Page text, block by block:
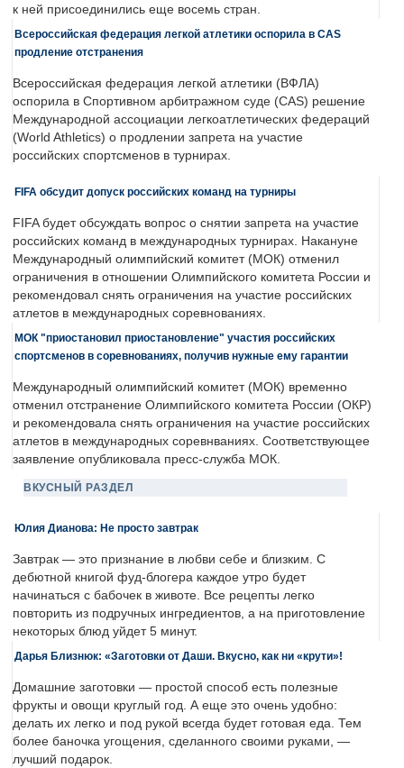
к ней присоединились еще восемь стран.
Всероссийская федерация легкой атлетики оспорила в CAS
продление отстранения
Всероссийская федерация легкой атлетики (ВФЛА)
оспорила в Спортивном арбитражном суде (CAS) решение
Международной ассоциации легкоатлетических федераций
(World Athletics) о продлении запрета на участие
российских спортсменов в турнирах.
FIFA обсудит допуск российских команд на турниры
FIFA будет обсуждать вопрос о снятии запрета на участие
российских команд в международных турнирах. Накануне
Международный олимпийский комитет (МОК) отменил
ограничения в отношении Олимпийского комитета России и
рекомендовал снять ограничения на участие российских
атлетов в международных соревнованиях.
МОК "приостановил приостановление" участия российских
спортсменов в соревнованиях, получив нужные ему гарантии
Международный олимпийский комитет (МОК) временно
отменил отстранение Олимпийского комитета России (ОКР)
и рекомендовала снять ограничения на участие российских
атлетов в международных соревнваниях. Соответствующее
заявление опубликовала пресс-служба МОК.
ВКУСНЫЙ РАЗДЕЛ
Юлия Дианова: Не просто завтрак
Завтрак — это признание в любви себе и близким. С
дебютной книгой фуд-блогера каждое утро будет
начинаться с бабочек в животе. Все рецепты легко
повторить из подручных ингредиентов, а на приготовление
некоторых блюд уйдет 5 минут.
Дарья Близнюк: «Заготовки от Даши. Вкусно, как ни «крути»!
Домашние заготовки — простой способ есть полезные
фрукты и овощи круглый год. А еще это очень удобно:
делать их легко и под рукой всегда будет готовая еда. Тем
более баночка угощения, сделанного своими руками, —
лучший подарок.